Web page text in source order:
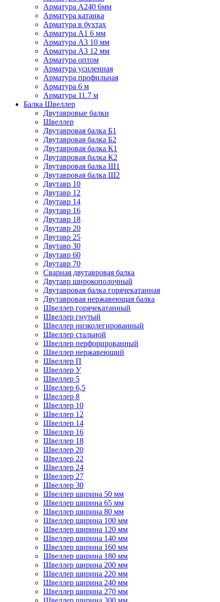
Арматура А240 6мм
Арматура катанка
Арматура в бухтах
Арматура А1 6 мм
Арматура А3 10 мм
Арматура А3 12 мм
Арматура оптом
Арматура усиленная
Арматура профильная
Арматура 6 м
Арматура 11.7 м
Балка Швеллер
Двутавровые балки
Швеллер
Двутавровая балка Б1
Двутавровая балка Б2
Двутавровая балка К1
Двутавровая балка К2
Двутавровая балка Ш1
Двутавровая балка Ш2
Двутавр 10
Двутавр 12
Двутавр 14
Двутавр 16
Двутавр 18
Двутавр 20
Двутавр 25
Двутавр 30
Двутавр 60
Двутавр 70
Сварная двутавровая балка
Двутавр широкополочный
Двутавровая балка горячекатанная
Двутавровая нержавеющая балка
Швеллер горячекатанный
Швеллер гнутый
Швеллер низколегированный
Швеллер стальной
Швеллер перфорированный
Швеллер нержавеющий
Швеллер П
Швеллер У
Швеллер 5
Швеллер 6,5
Швеллер 8
Швеллер 10
Швеллер 12
Швеллер 14
Швеллер 16
Швеллер 18
Швеллер 20
Швеллер 22
Швеллер 24
Швеллер 27
Швеллер 30
Швеллер ширина 50 мм
Швеллер ширина 65 мм
Швеллер ширина 80 мм
Швеллер ширина 100 мм
Швеллер ширина 120 мм
Швеллер ширина 140 мм
Швеллер ширина 160 мм
Швеллер ширина 180 мм
Швеллер ширина 200 мм
Швеллер ширина 220 мм
Швеллер ширина 240 мм
Швеллер ширина 270 мм
Швеллер ширина 300 мм